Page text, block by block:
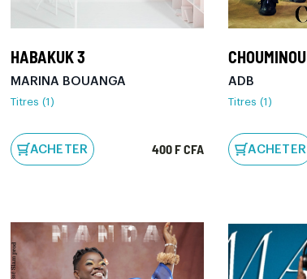
HABAKUK 3
MARINA BOUANGA
Titres (1)
ACHETER 400 F CFA
CHOUMINOU
ADB
Titres (1)
ACHETER